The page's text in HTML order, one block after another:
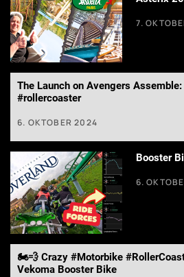
7.
The Launch on Avengers
#rollercoaster
6. OKTOBER 2024
Booster
6.
🏍️💨 Crazy #Motorbike
Vekoma Booster Bike